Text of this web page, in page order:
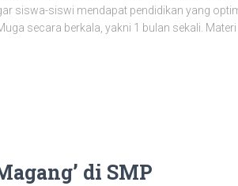
siswa-siswi mendapat pendidikan yang
secara berkala, yakni 1 bulan sekali. Materi
di SMP